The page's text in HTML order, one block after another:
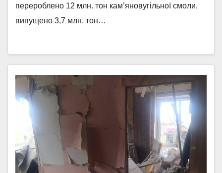
перероблено 12 млн. тон кам’яновугільної смоли,
випущено 3,7 млн. тон…